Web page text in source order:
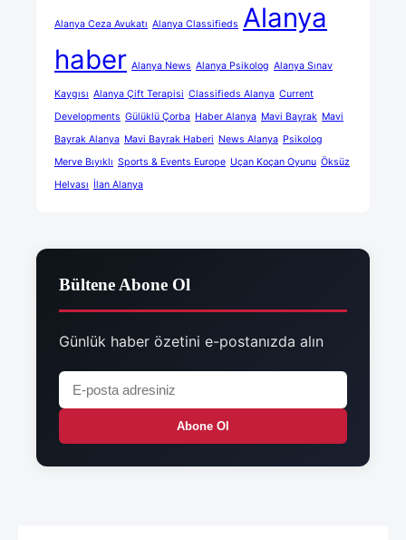
Alanya Ceza Avukatı Alanya Classifieds Alanya
haber Alanya News Alanya Psikolog Alanya Sınav
Kaygısı Alanya Çift Terapisi Classifieds Alanya Current
Developments Gülüklü Çorba Haber Alanya Mavi Bayrak Mavi
Bayrak Alanya Mavi Bayrak Haberi News Alanya Psikolog
Merve Bıyıklı Sports & Events Europe Uçan Koçan Oyunu Öksüz
Helvası İlan Alanya
Bültene Abone Ol
Günlük haber özetini e-postanızda alın
Abone Ol